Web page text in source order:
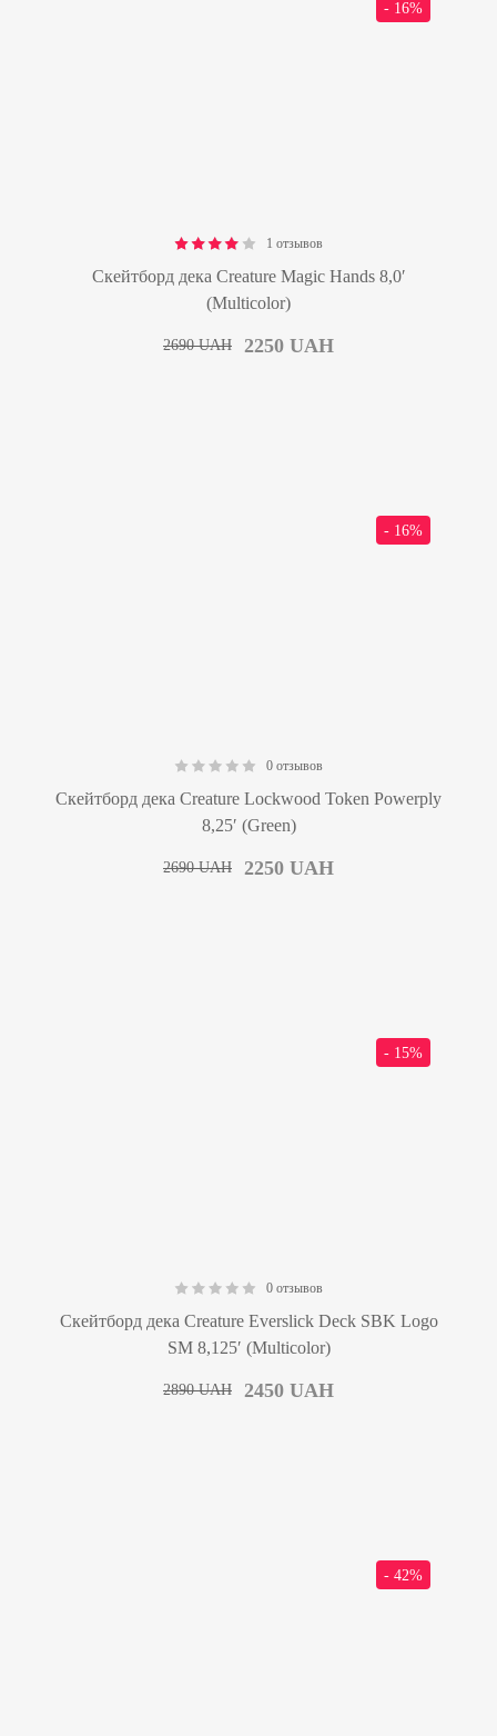
- 16%
out of 5
1 отзывов
Скейтборд дека Creature Magic Hands 8,0′
(Multicolor)
2250UAH
2690UAH
- 16%
0 отзывов
Скейтборд дека Creature Lockwood Token Powerply
8,25′ (Green)
2250UAH
2690UAH
- 15%
0 отзывов
Скейтборд дека Creature Everslick Deck SBK Logo
SM 8,125′ (Multicolor)
2450UAH
2890UAH
- 42%